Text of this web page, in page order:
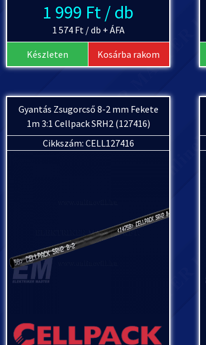
1 999 Ft / db
1 574 Ft / db + ÁFA
Készleten Kosárba rakom
Gyantás Zsugorcső 8-2 mm Fekete
1m 3:1 Cellpack SRH2 (127416)
Cikkszám: CELL127416